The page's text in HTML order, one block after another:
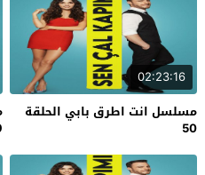
02:23:16
مسلسل انت اطرق بابي الحلقة
50